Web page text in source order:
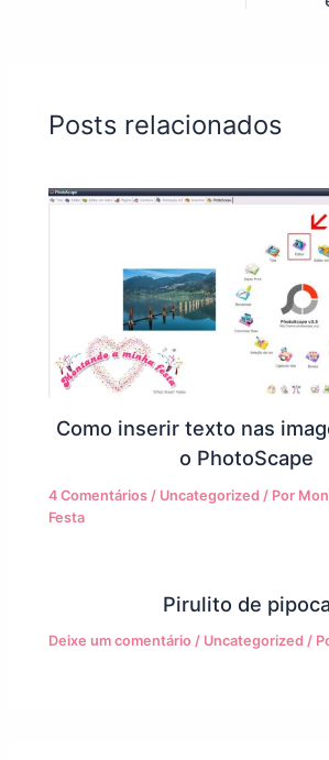
Posts relacionados
Como inserir texto nas
o PhotoScape
4 Comentários / Uncategorized / Por
Festa
Pirulito de pipoca
Deixe um comentário / Uncategorized /